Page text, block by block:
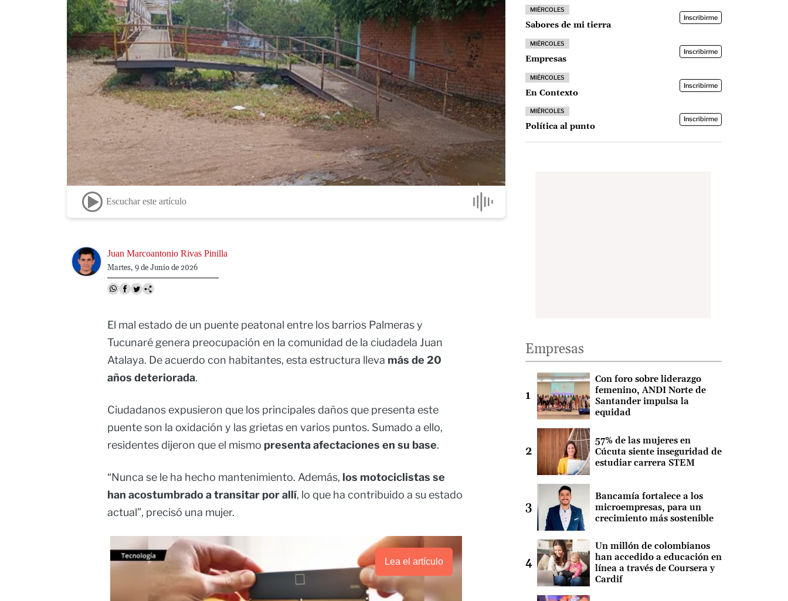
Escuchar este artículo
Image Juan Marcoantonio Rivas Pinilla
Martes, 9 de Junio de 2026
El mal estado de un puente peatonal entre los barrios Palmeras y
Tucunaré genera preocupación en la comunidad de la ciudadela Juan
Atalaya. De acuerdo con habitantes, esta estructura lleva más de 20
años deteriorada.
Ciudadanos expusieron que los principales daños que presenta este
puente son la oxidación y las grietas en varios puntos. Sumado a ello,
residentes dijeron que el mismo presenta afectaciones en su base.
“Nunca se le ha hecho mantenimiento. Además, los motociclistas se
han acostumbrado a transitar por allí, lo que ha contribuido a su estado
actual”, precisó una mujer.
Lea el artículo
MIÉRCOLES
Sabores de mi tierra
Inscribirme
MIÉRCOLES
Empresas
Inscribirme
MIÉRCOLES
En Contexto
Inscribirme
MIÉRCOLES
Política al punto
Inscribirme
Empresas
Con foro sobre liderazgo
femenino, ANDI Norte de
Santander impulsa la
equidad
57% de las mujeres en
Cúcuta siente inseguridad de
estudiar carrera STEM
Bancamía fortalece a los
microempresas, para un
crecimiento más sostenible
Un millón de colombianos
han accedido a educación en
línea a través de Coursera y
Cardif